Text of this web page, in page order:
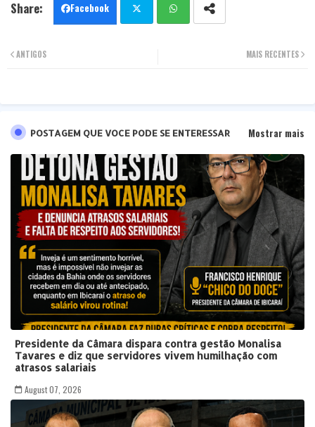
Facebook
MAIS RECENTES
ANTIGOS
POSTAGEM QUE VOCE PODE SE ENTERESSAR Mostrar mais
Presidente da Câmara dispara contra gestão Monalisa
Tavares e diz que servidores vivem humilhação com
atrasos salariais
August 07, 2026